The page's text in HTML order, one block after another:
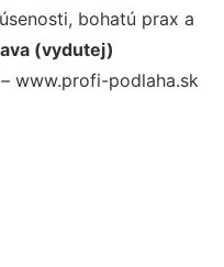
bohatú prax a
(vydutej)
– www.profi-podlaha.sk